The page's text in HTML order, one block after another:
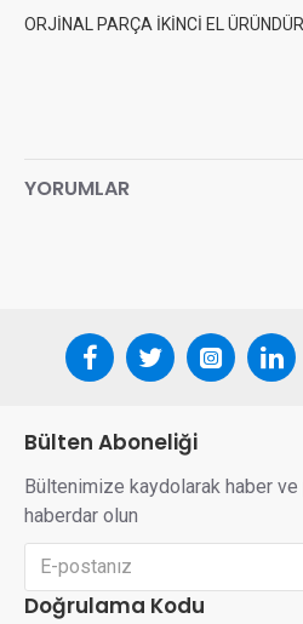
ORJİNAL PARÇA İKİNCİ EL ÜRÜNDÜR
YORUMLAR
Bülten Aboneliği
Bültenimize kaydolarak haber
haberdar olun
Doğrulama Kodu